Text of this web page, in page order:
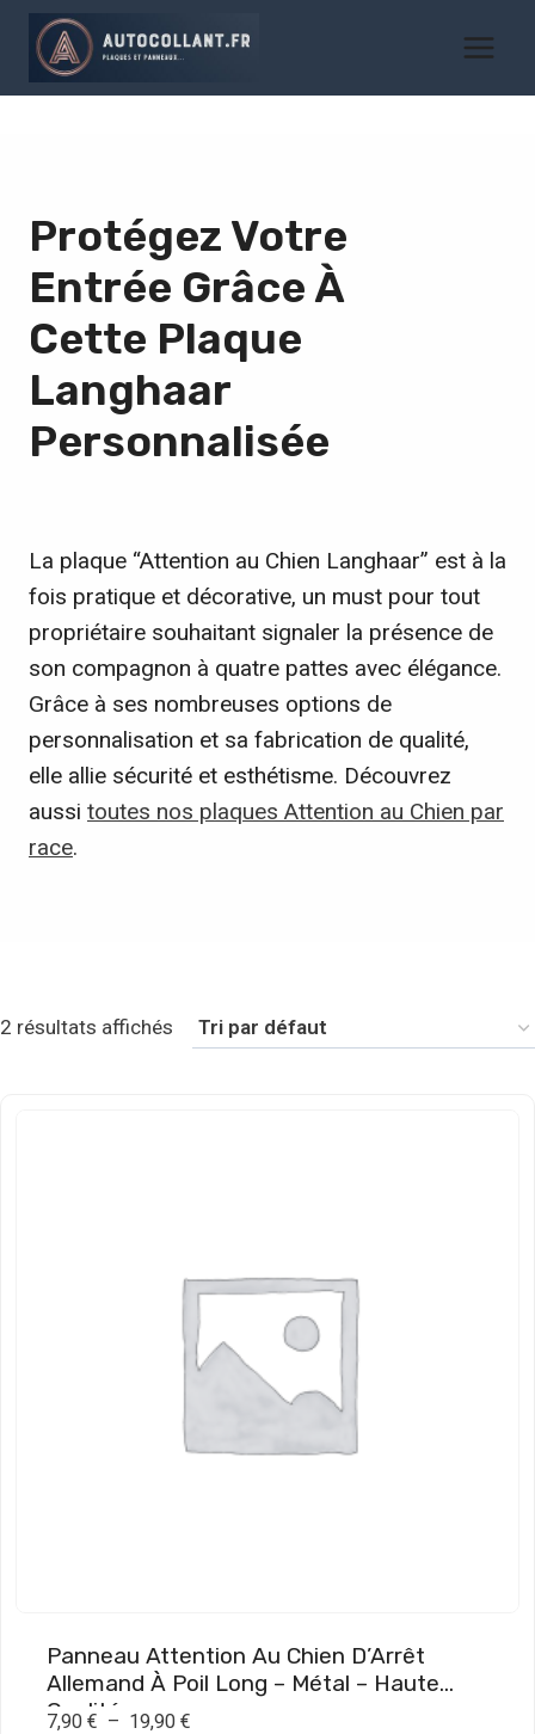
Aller
contenu
Protégez Votre
Entrée Grâce À
Cette Plaque
Langhaar
Personnalisée
La plaque “Attention au Chien Langhaar” est à la
fois pratique et décorative, un must pour tout
propriétaire souhaitant signaler la présence de
son compagnon à quatre pattes avec élégance.
Grâce à ses nombreuses options de
personnalisation et sa fabrication de qualité,
elle allie sécurité et esthétisme. Découvrez
aussi toutes nos plaques Attention au Chien par
race.
2 résultats affichés
Panneau Attention Au Chien D’Arrêt
Allemand À Poil Long – Métal – Haute
Qualité
7,90 € – 19,90 €P